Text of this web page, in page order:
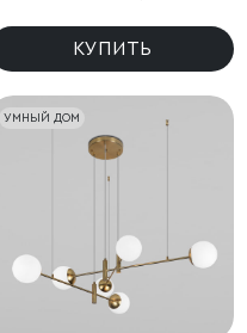
КУПИТЬ
УМНЫЙ ДОМ